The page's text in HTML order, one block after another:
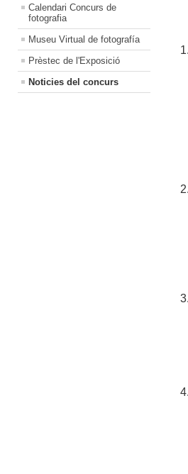
Calendari Concurs de
fotografia
Museu Virtual de fotografía
Prèstec de l'Exposició
Noticies del concurs